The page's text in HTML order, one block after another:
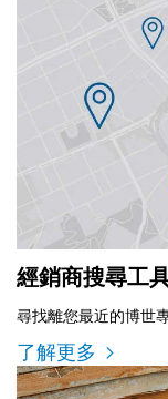
經銷商搜尋工
尋找離您最近的博世
了解更多